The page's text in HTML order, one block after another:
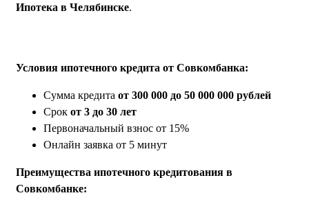
Ипотека в Челябинске.
Условия ипотечного кредита от Совкомбанка:
Сумма кредита от 300 000 до 50 000 000 рублей
Срок от 3 до 30 лет
Первоначальный взнос от 15%
Онлайн заявка от 5 минут
Преимущества ипотечного кредитования в
Совкомбанке: